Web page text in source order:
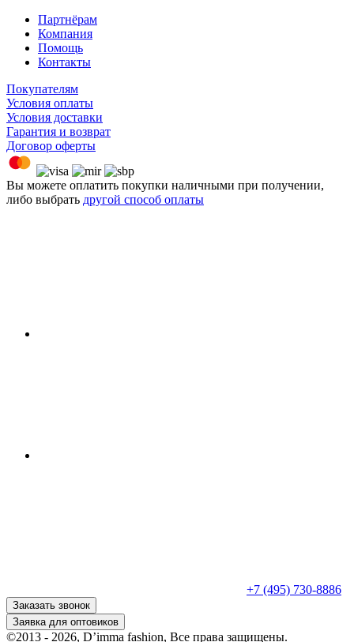
Партнёрам
Компания
Помощь
Контакты
Покупателям
Условия оплаты
Условия доставки
Гарантия и возврат
Договор оферты
Вы можете оплатить покупки наличными при получении,
либо выбрать другой способ оплаты
+7 (495) 730-8886
Заказать звонок
Заявка для оптовиков
©2013 - 2026, D’imma fashion, Все права защищены.